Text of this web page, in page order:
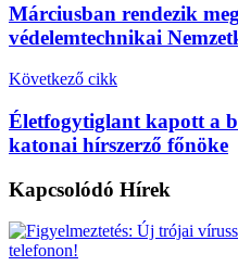
Márciusban rendezik
védelemtechnikai
Következő cikk
Életfogytiglant kapott a
katonai hírszerző főnöke
Kapcsolódó Hírek